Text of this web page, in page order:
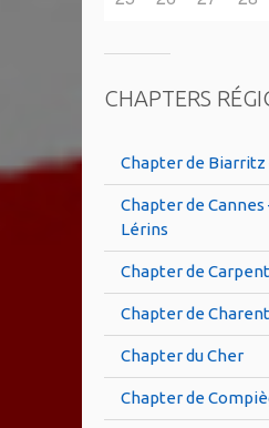
CHAPTERS
Chapter de Biarritz
Chapter de Cannes
Lérins
Chapter de
Chapter de
Chapter du Cher
Chapter de